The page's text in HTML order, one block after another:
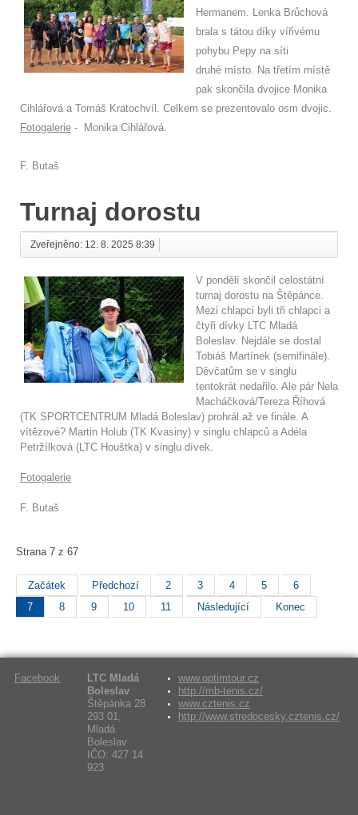
Hermanem. Lenka Brůchová
brala s tátou díky vířivému
pohybu Pepy na síti
druhé místo. Na třetím místě
pak skončila dvojice Monika
Cihlářová a Tomáš Kratochvíl. Celkem se prezentovalo osm dvojic.
Fotogalerie - Monika Cihlářová.
F. Butaš
Turnaj dorostu
Zveřejněno: 12. 8. 2025 8:39
V pondělí skončil celostátní
turnaj dorostu na Štěpánce.
Mezi chlapci byli tři chlapci a
čtyři dívky LTC Mladá
Boleslav. Nejdále se dostal
Tobiáš Martínek (semifinále).
Děvčatům se v singlu
tentokrát nedařilo. Ale pár Nela
Macháčková/Tereza Říhová
(TK SPORTCENTRUM Mladá Boleslav) prohrál až ve finále. A
vítězové? Martin Holub (TK Kvasiny) v singlu chlapců a Adéla
Petržílková (LTC Houštka) v singlu dívek.
Fotogalerie
F. Butaš
Strana 7 z 67
Začátek Předchozí 2 3 4 5
6
7
8 9 10 11 Následující Konec
Facebook
LTC Mladá
Boleslav
Štěpánka 28
293 01,
Mladá
Boleslav
IČO: 427 14
923
www.optimtour.cz
http://mb-tenis.cz/
www.cztenis.cz
http://www.stredocesky.cztenis.cz/